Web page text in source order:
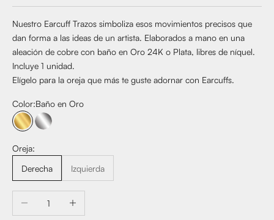
Nuestro Earcuff Trazos simboliza esos movimientos precisos que
dan forma a las ideas de un artista. Elaborados a mano en una
aleación de cobre con baño en Oro 24K o Plata, libres de níquel.
Incluye 1 unidad.
Elígelo para la oreja que más te guste adornar con Earcuffs.
Color:Baño en Oro
Baño en OroBaño en Plata
Oreja:
Derecha
Izquierda
Reducir cantidadAumentar cantidad